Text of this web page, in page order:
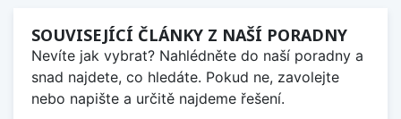
SOUVISEJÍCÍ ČLÁNKY Z NAŠÍ PORADNY
Nevíte jak vybrat? Nahlédněte do naší poradny a
snad najdete, co hledáte. Pokud ne, zavolejte
nebo napište a určitě najdeme řešení.